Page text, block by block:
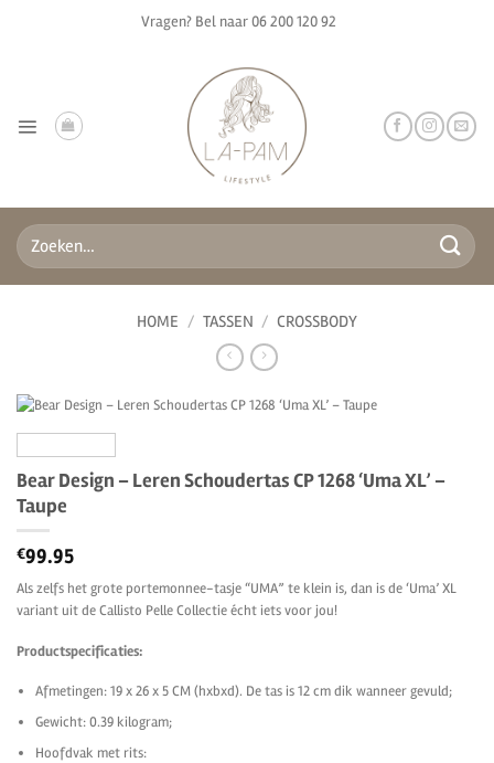
Vragen? Bel naar06 200 120 92
Zoeken
naar:
HOME / TASSEN / CROSSBODY
Bear Design – Leren Schoudertas CP 1268 ‘Uma XL’ –
Taupe
€99.95
Als zelfs het grote portemonnee-tasje “UMA” te klein is, dan is de ‘Uma’ XL
variant uit de Callisto Pelle Collectie écht iets voor jou!
Productspecificaties:
Afmetingen: 19 x 26 x 5 CM (hxbxd). De tas is 12 cm dik wanneer gevuld;
Gewicht: 0.39 kilogram;
Hoofdvak met rits: